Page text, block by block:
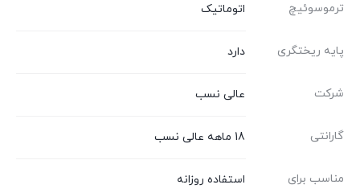
ترموسوئیچ اتوماتیک
پایه ریختگری دارد
شرکت عالی نسب
گارانتی 18 ماهه عالی نسب
مناسب برای استفاده روزانه